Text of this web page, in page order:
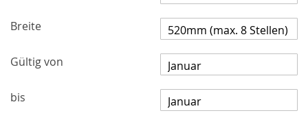
Breite
Gültig von
bis